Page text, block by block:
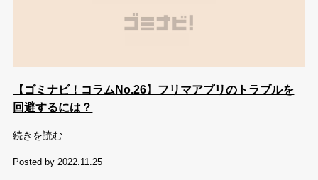
【ゴミナビ！コラムNo.26】フリマアプリのトラブルを
回避するには？
続きを読む
Posted by 2022.11.25